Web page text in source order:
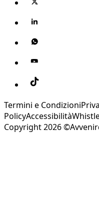
Termini e Condizioni
PolicyAccessibilità
Copyright 2026